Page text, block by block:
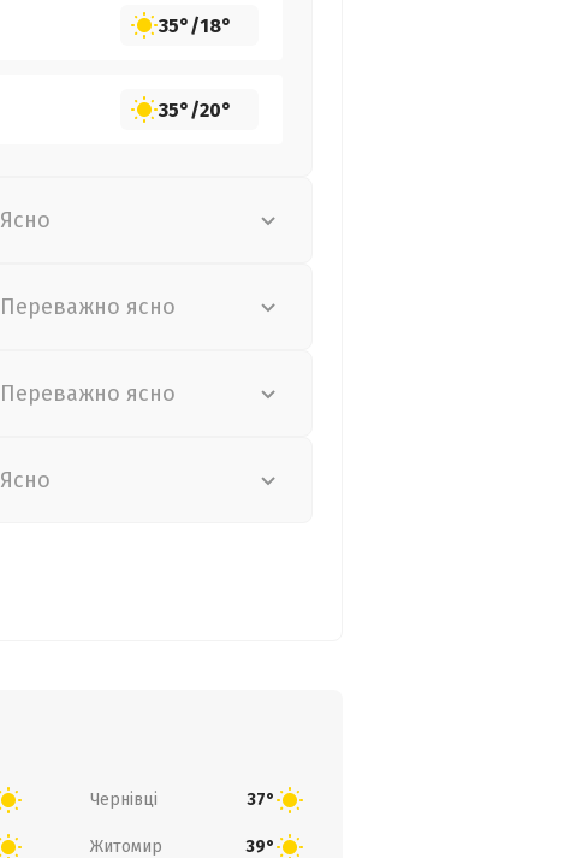
35°/18°
35°/20°
Ясно
Переважно ясно
Переважно ясно
Ясно
Чернівці 37°
Житомир 39°